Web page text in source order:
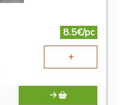
8.5€/pc
+